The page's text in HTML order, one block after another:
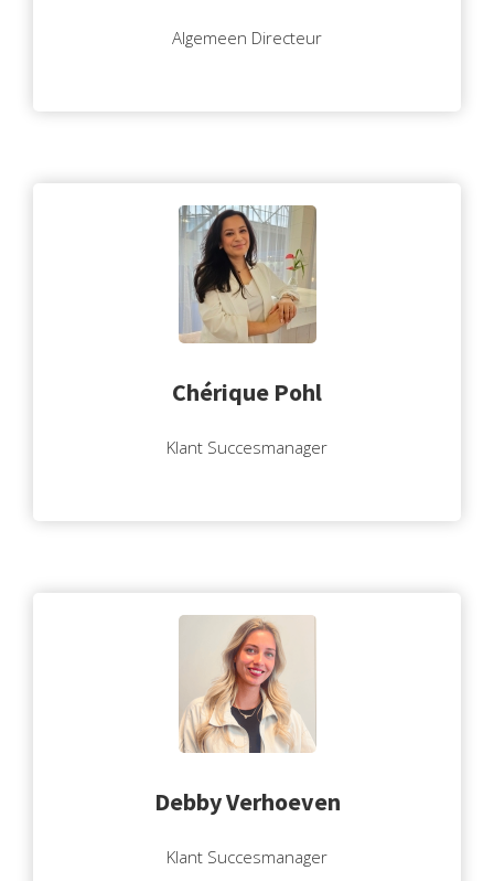
Algemeen Directeur
Chérique Pohl
Klant Succesmanager
Debby Verhoeven
Klant Succesmanager